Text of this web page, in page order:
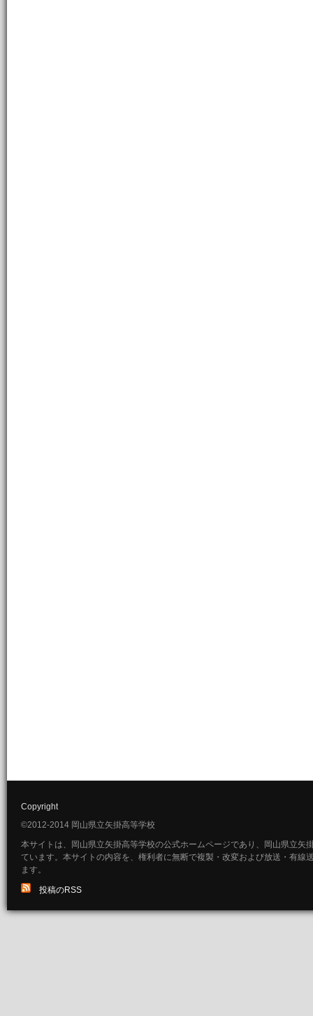
Copyright
©2012-2014 岡山県立矢掛高等学校
本サイトは、岡山県立矢掛高等学校の公式ホームページであり、岡山県立矢
ています。本サイトの内容を、権利者に無断で複製・改変および放送・有線
ます。
投稿のRSS